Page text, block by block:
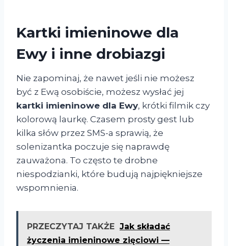
Kartki imieninowe dla
Ewy i inne drobiazgi
Nie zapominaj, że nawet jeśli nie możesz
być z Ewą osobiście, możesz wysłać jej
kartki imieninowe dla Ewy, krótki filmik czy
kolorową laurkę. Czasem prosty gest lub
kilka słów przez SMS-a sprawią, że
solenizantka poczuje się naprawdę
zauważona. To często te drobne
niespodzianki, które budują najpiękniejsze
wspomnienia.
PRZECZYTAJ TAKŻE Jak składać
życzenia imieninowe zięciowi —